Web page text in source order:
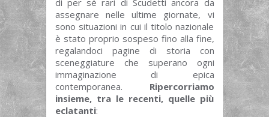
di per sé rari di Scudetti ancora da
assegnare nelle ultime giornate, vi
sono situazioni in cui il titolo nazionale
è stato proprio sospeso fino alla fine,
regalandoci pagine di storia con
sceneggiature che superano ogni
immaginazione di epica
contemporanea. Ripercorriamo
insieme, tra le recenti, quelle più
eclatanti: